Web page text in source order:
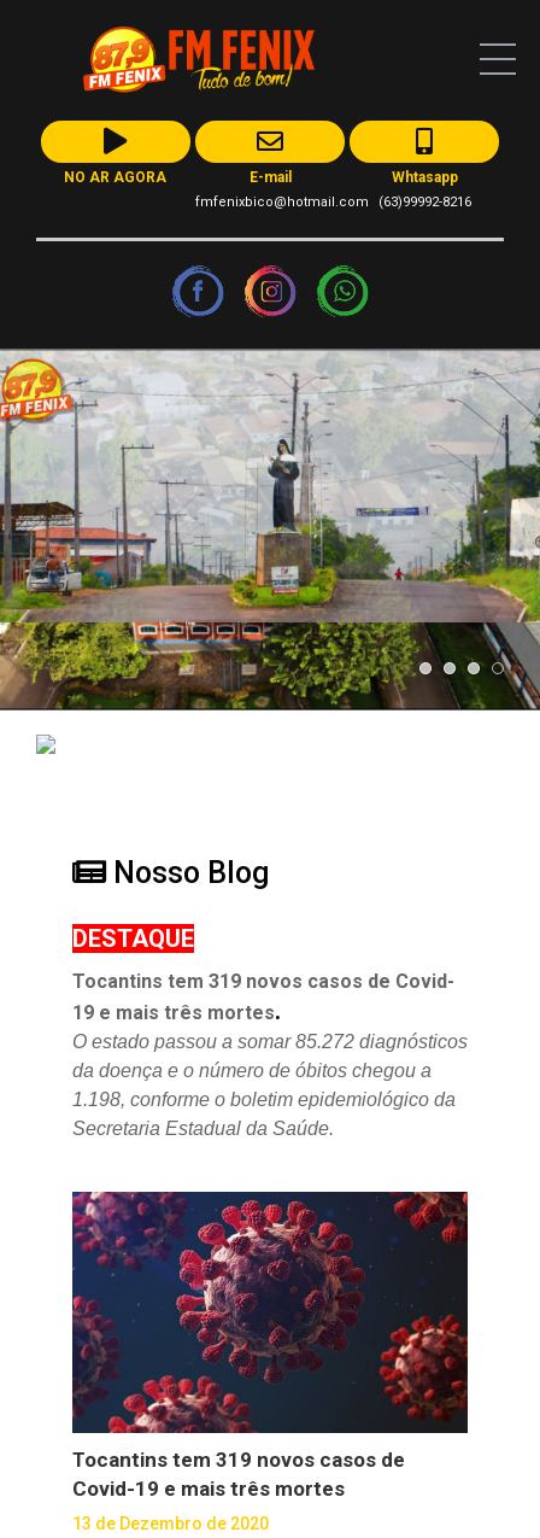
NO AR AGORA E-mail
fmfenixbico@hotmail.com
Whtasapp
(63)99992-8216
Nosso Blog
DESTAQUE
Tocantins tem 319 novos casos de Covid-
19 e mais três mortes.
O estado passou a somar 85.272 diagnósticos
da doença e o número de óbitos chegou a
1.198, conforme o boletim epidemiológico da
Secretaria Estadual da Saúde.
Tocantins tem 319 novos casos de
Covid-19 e mais três mortes
13 de Dezembro de 2020